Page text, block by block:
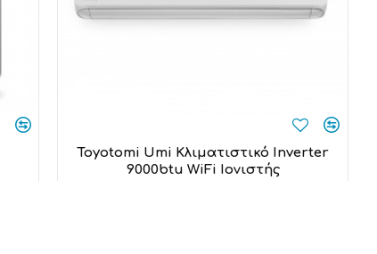
Toyotomi Umi Κλιματιστικό Inverter
9000btu WiFi Ιονιστής